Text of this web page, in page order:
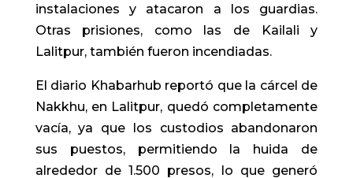
instalaciones y atacaron a los guardias.
Otras prisiones, como las de Kailali y
Lalitpur, también fueron incendiadas.
El diario Khabarhub reportó que la cárcel de
Nakkhu, en Lalitpur, quedó completamente
vacía, ya que los custodios abandonaron
sus puestos, permitiendo la huida de
alrededor de 1.500 presos, lo que generó